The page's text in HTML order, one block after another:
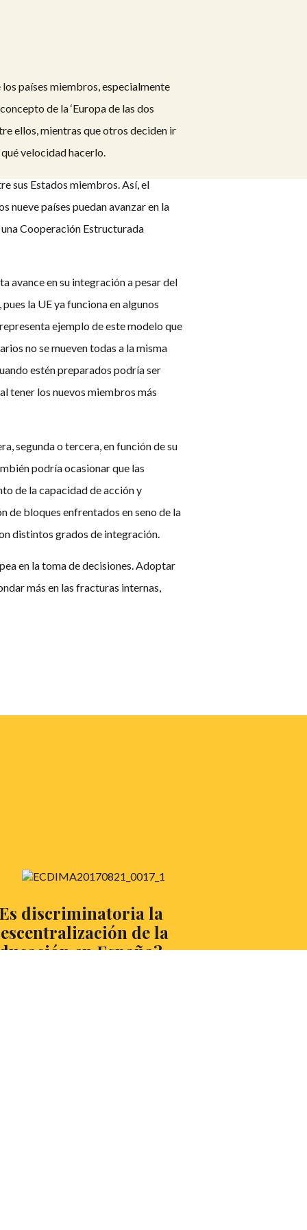
países miembros, especialmente
de la ‘Europa de las dos
ellos, mientras que otros deciden ir
velocidad hacerlo.
sus Estados miembros. Así, el
nueve países puedan avanzar en la
Cooperación Estructurada
avance en su integración a pesar del
la UE ya funciona en algunos
ejemplo de este modelo que
no se mueven todas a la misma
estén preparados podría ser
tener los nuevos miembros más
segunda o tercera, en función de su
podría ocasionar que las
de la capacidad de acción y
de bloques enfrentados en seno de la
distintos grados de integración.
en la toma de decisiones. Adoptar
más en las fracturas internas,
discriminatoria la
de la
en España?